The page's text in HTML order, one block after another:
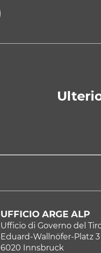
UFFICIO ARGE ALP
Ufficio di Governo del
Eduard-Wallnöfer-Platz 3
6020 Innsbruck